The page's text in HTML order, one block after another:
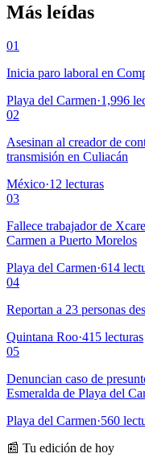
Más leídas
01
Inicia paro laboral en
Playa del Carmen·1,996
02
Asesinan al creador de
transmisión en Culiacán
México·12 lecturas
03
Fallece trabajador de
Carmen a Puerto Morelos
Playa del Carmen·614
04
Reportan a 23 personas
Quintana Roo·415 lecturas
05
Denuncian caso de
Esmeralda de Playa del
Playa del Carmen·560
📰 Tu edición de hoy